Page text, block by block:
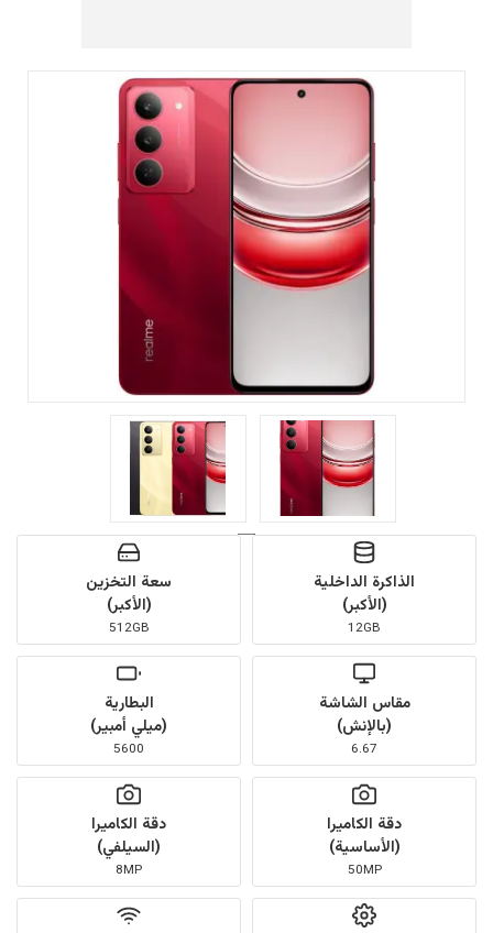
الذاكرة الداخلية
(الأكبر)
12GB
سعة التخزين
(الأكبر)
512GB
مقاس الشاشة
(بالإنش)
6.67
البطارية
(ميلي أمبير)
5600
دقة الكاميرا
(الأساسية)
50MP
دقة الكاميرا
(السيلفي)
8MP